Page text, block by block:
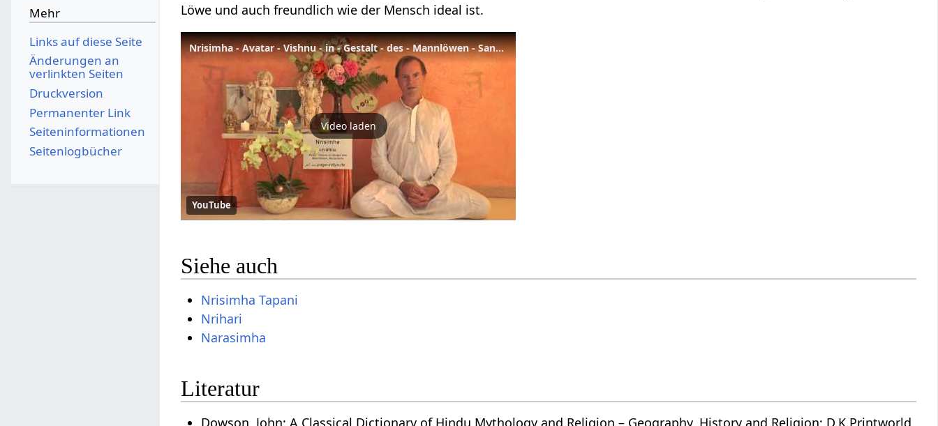
Löwe und auch freundlich wie der Mensch ideal ist.
Nrisimha - Avatar - Vishnu - in - Gestalt - des - Mannlöwen - Sanskrit Wörterbuch
Video laden
YouTube
Siehe auch
Nrisimha Tapani
Nrihari
Narasimha
Literatur
Dowson, John: A Classical Dictionary of Hindu Mythology and Religion – Geography, History and Religion; D.K.Printworld
Mehr
Links auf diese Seite
Änderungen an
verlinkten Seiten
Druckversion
Permanenter Link
Seiten­­informationen
Seitenlogbücher